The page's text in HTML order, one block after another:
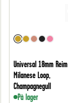
Universal 18mm Reim
Milanese Loop,
Champagnegull
På lager